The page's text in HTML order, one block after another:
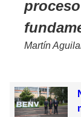
Martín